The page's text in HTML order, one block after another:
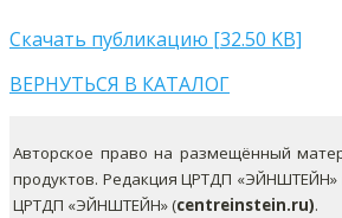
Скачать публикацию [32.50 KB]
ВЕРНУТЬСЯ В КАТАЛОГ
Авторское право на размещённый
продуктов. Редакция ЦРТДП
ЦРТДП «ЭЙНШТЕЙН» (centreinstein.ru).